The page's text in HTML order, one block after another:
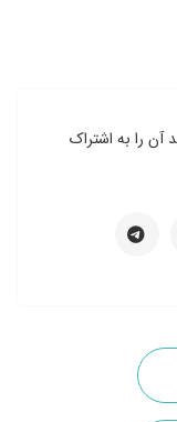
آن را به اشتراک